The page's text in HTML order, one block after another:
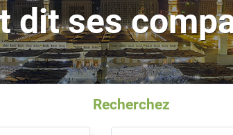
dit ses
Recherchez